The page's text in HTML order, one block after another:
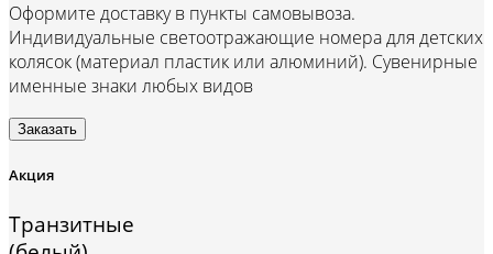
Оформите доставку в пункты самовывоза.
Индивидуальные светоотражающие номера для детских
колясок (материал пластик или алюминий). Сувенирные
именные знаки любых видов
Заказать
Акция
Транзитные